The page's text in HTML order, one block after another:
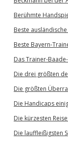
Berühmte
Beste
Beste Bayern-
Das Trainer-
Die drei größten
Die größten
Die Handicaps
Die kürzesten
Die lauffleißigsten